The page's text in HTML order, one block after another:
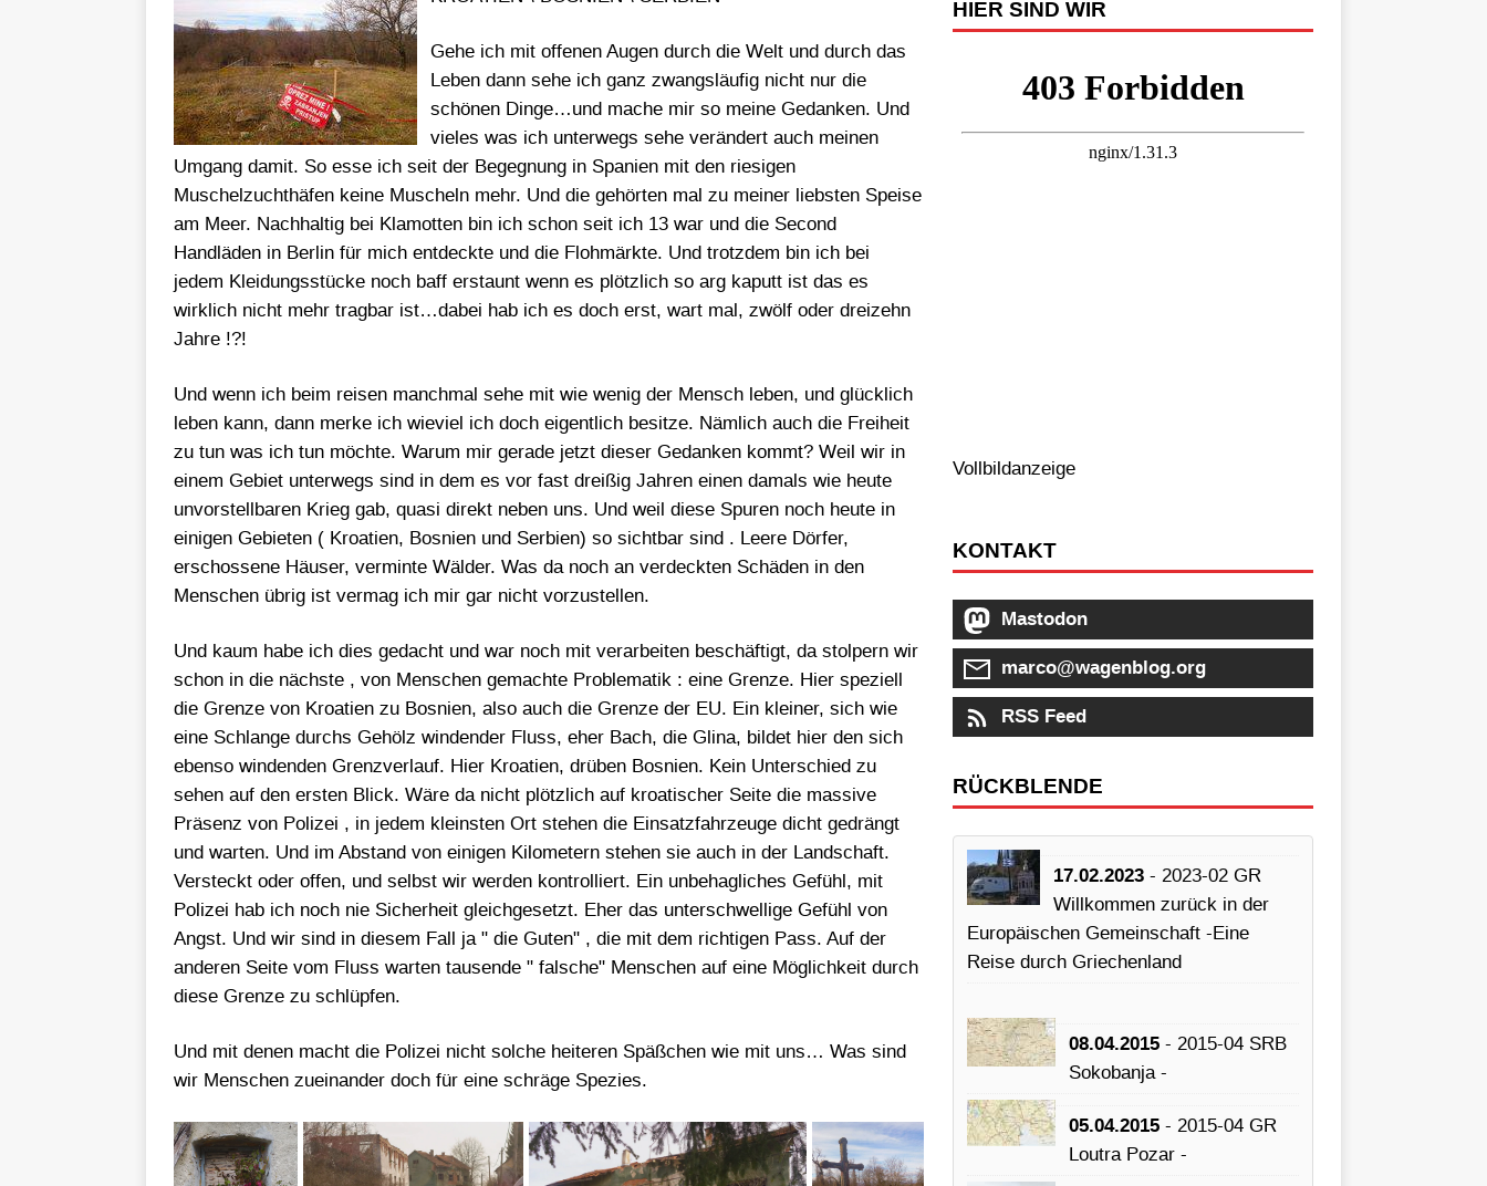
Gehe ich mit offenen Augen durch die Welt und durch das
Leben dann sehe ich ganz zwangsläufig nicht nur die
schönen Dinge…und mache mir so meine Gedanken. Und
vieles was ich unterwegs sehe verändert auch meinen
Umgang damit. So esse ich seit der Begegnung in Spanien mit den riesigen
Muschelzuchthäfen keine Muscheln mehr. Und die gehörten mal zu meiner liebsten Speise
am Meer. Nachhaltig bei Klamotten bin ich schon seit ich 13 war und die Second
Handläden in Berlin für mich entdeckte und die Flohmärkte. Und trotzdem bin ich bei
jedem Kleidungsstücke noch baff erstaunt wenn es plötzlich so arg kaputt ist das es
wirklich nicht mehr tragbar ist…dabei hab ich es doch erst, wart mal, zwölf oder dreizehn
Jahre !?!
Und wenn ich beim reisen manchmal sehe mit wie wenig der Mensch leben, und glücklich
leben kann, dann merke ich wieviel ich doch eigentlich besitze. Nämlich auch die Freiheit
zu tun was ich tun möchte. Warum mir gerade jetzt dieser Gedanken kommt? Weil wir in
einem Gebiet unterwegs sind in dem es vor fast dreißig Jahren einen damals wie heute
unvorstellbaren Krieg gab, quasi direkt neben uns. Und weil diese Spuren noch heute in
einigen Gebieten ( Kroatien, Bosnien und Serbien) so sichtbar sind . Leere Dörfer,
erschossene Häuser, verminte Wälder. Was da noch an verdeckten Schäden in den
Menschen übrig ist vermag ich mir gar nicht vorzustellen.
Und kaum habe ich dies gedacht und war noch mit verarbeiten beschäftigt, da stolpern wir
schon in die nächste , von Menschen gemachte Problematik : eine Grenze. Hier speziell
die Grenze von Kroatien zu Bosnien, also auch die Grenze der EU. Ein kleiner, sich wie
eine Schlange durchs Gehölz windender Fluss, eher Bach, die Glina, bildet hier den sich
ebenso windenden Grenzverlauf. Hier Kroatien, drüben Bosnien. Kein Unterschied zu
sehen auf den ersten Blick. Wäre da nicht plötzlich auf kroatischer Seite die massive
Präsenz von Polizei , in jedem kleinsten Ort stehen die Einsatzfahrzeuge dicht gedrängt
und warten. Und im Abstand von einigen Kilometern stehen sie auch in der Landschaft.
Versteckt oder offen, und selbst wir werden kontrolliert. Ein unbehagliches Gefühl, mit
Polizei hab ich noch nie Sicherheit gleichgesetzt. Eher das unterschwellige Gefühl von
Angst. Und wir sind in diesem Fall ja " die Guten" , die mit dem richtigen Pass. Auf der
anderen Seite vom Fluss warten tausende " falsche" Menschen auf eine Möglichkeit durch
diese Grenze zu schlüpfen.
Und mit denen macht die Polizei nicht solche heiteren Späßchen wie mit uns… Was sind
wir Menschen zueinander doch für eine schräge Spezies.
HIER SIND WIR
Vollbildanzeige
KONTAKT
Mastodon
marco@wagenblog.org
RSS Feed
RÜCKBLENDE
17.02.2023- 2023-02 GR
Willkommen zurück in der
Europäischen Gemeinschaft -Eine
Reise durch Griechenland
08.04.2015- 2015-04 SRB
Sokobanja -
05.04.2015- 2015-04 GR
Loutra Pozar -